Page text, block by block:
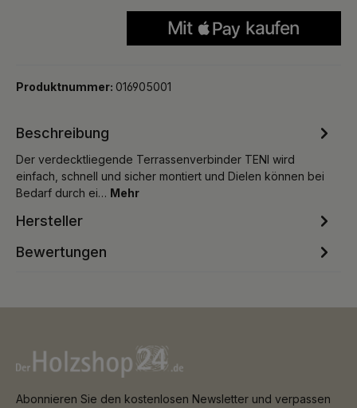
Produktnummer: 016905001
Beschreibung
Der verdecktliegende Terrassenverbinder TENI wird
einfach, schnell und sicher montiert und Dielen können bei
Bedarf durch ei… Mehr
Hersteller
Bewertungen
Abonnieren Sie den kostenlosen Newsletter und verpassen